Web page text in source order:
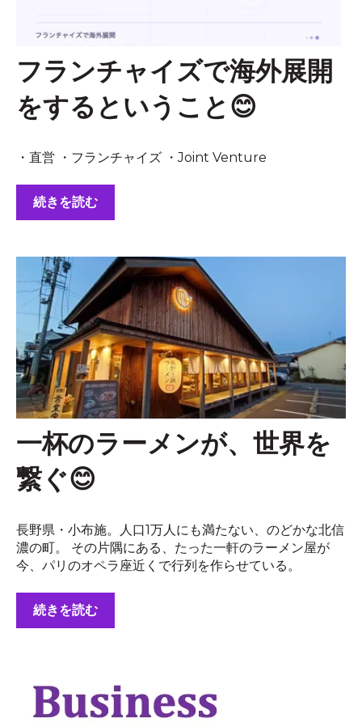
フランチャイズで海外展開
をするということ😊
・直営 ・フランチャイズ ・Joint Venture
続きを読む
一杯のラーメンが、世界を
繋ぐ😊
長野県・小布施。人口1万人にも満たない、のどかな北信
濃の町。 その片隅にある、たった一軒のラーメン屋が
今、パリのオペラ座近くで行列を作らせている。
続きを読む